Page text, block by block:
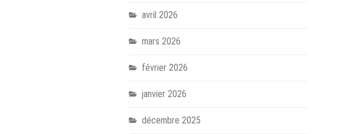
avril 2026
mars 2026
février 2026
janvier 2026
décembre 2025